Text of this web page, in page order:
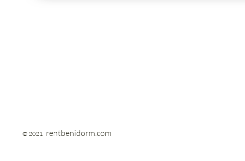
© 2021 rentbenidorm.com